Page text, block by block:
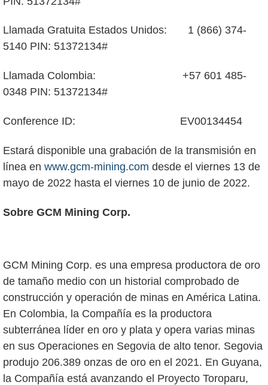
Llamada Gratuita Estados Unidos: 1 (866) 374-
5140 PIN: 51372134#
Llamada Colombia: +57 601 485-
0348 PIN: 51372134#
Conference ID: EV00134454
Estará disponible una grabación de la transmisión en
línea en www.gcm-mining.com desde el viernes 13 de
mayo de 2022 hasta el viernes 10 de junio de 2022.
Sobre GCM Mining Corp.
GCM Mining Corp. es una empresa productora de oro
de tamaño medio con un historial comprobado de
construcción y operación de minas en América Latina.
En Colombia, la Compañía es la productora
subterránea líder en oro y plata y opera varias minas
en sus Operaciones en Segovia de alto tenor. Segovia
produjo 206.389 onzas de oro en el 2021. En Guyana,
la Compañía está avanzando el Proyecto Toroparu,